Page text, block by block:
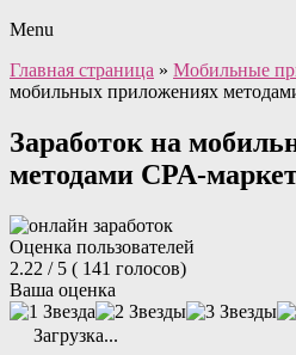
Menu
Главная страница » Мобильные
мобильных приложениях
Заработок на
методами CPA-
Оценка пользователей
2.22 / 5 ( 141 голосов)
Ваша оценка
Загрузка...